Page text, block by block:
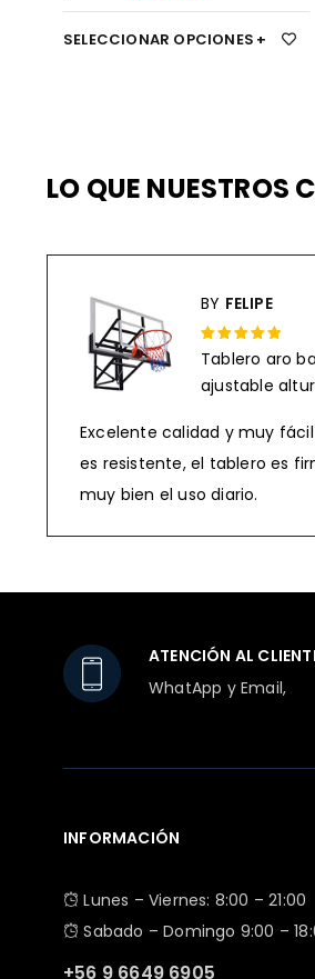
SELECCIONAR OPCIONES
LO QUE NUESTROS
BY FELIPE
Rated 5 out
of 5
Tablero aro
ajustable
Excelente calidad y muy
es resistente, el tablero es
muy bien el uso diario.
ATENCIÓN AL
WhatApp y Email,
INFORMACIÓN
Lunes – Viernes: 8:00 – 21:00
Sabado – Domingo 9:00 –
+56 9 6649 6905